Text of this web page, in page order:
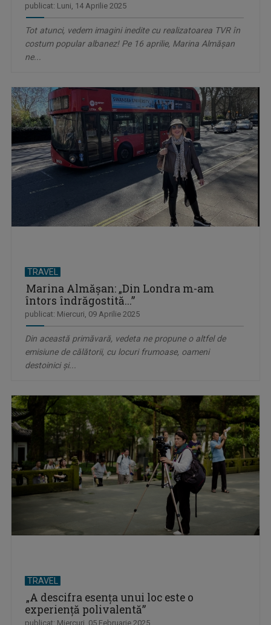
publicat: Luni, 14 Aprilie 2025
Tot atunci, vedem imagini inedite cu realizatoarea TVR în
costum popular albanez! Pe 16 aprilie, Marina Almăşan
ne...
TRAVEL
Marina Almăşan: „Din Londra m-am
întors îndrăgostită...”
publicat: Miercuri, 09 Aprilie 2025
Din această primăvară, vedeta ne propune o altfel de
emisiune de călătorii, cu locuri frumoase, oameni
destoinici şi...
TRAVEL
„A descifra esenţa unui loc este o
experienţă polivalentă”
publicat: Miercuri, 05 Februarie 2025